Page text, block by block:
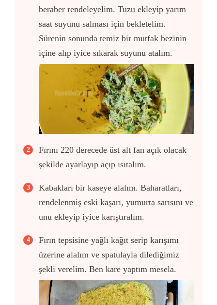
beraber rendeleyelim. Tuzu ekleyip yarım
saat suyunu salması için bekletelim.
Sürenin sonunda temiz bir mutfak bezinin
içine alıp iyice sıkarak suyunu atalım.
Fırını 220 derecede üst alt fan açık olacak
şekilde ayarlayıp açıp ısıtalım.
Kabakları bir kaseye alalım. Baharatları,
rendelenmiş eski kaşarı, yumurta sarısını ve
unu ekleyip iyice karıştıralım.
Fırın tepsisine yağlı kağıt serip karışımı
üzerine alalım ve spatulayla dilediğimiz
şekli verelim. Ben kare yaptım mesela.